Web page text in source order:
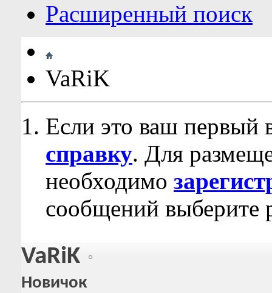
Расширенный поиск
VaRiK
Если это ваш первый
справку. Для
необходимо
сообщений выберите
VaRiK
Новичок